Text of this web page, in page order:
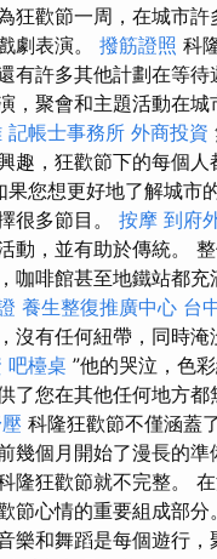
狂歡節一周，在城市
劇表演。 撥筋證照 科
有許多其他計劃在等待
，聚會和主題活動在城
記帳士事務所 外商投資
趣，狂歡節下的每個
果您想更好地了解城市
很多節目。 按摩 到府
動，並有助於傳統。 整
咖啡館甚至地鐵站都充
養生整復推廣中心 台
沒有任何紐帶，同時淹
吧檯桌 ”他的哭泣，色
了您在其他任何地方都
科隆狂歡節不僅涵蓋
幾個月開始了漫長的
隆狂歡節就不完整。
節心情的重要組成部
樂和舞蹈是每個遊行，